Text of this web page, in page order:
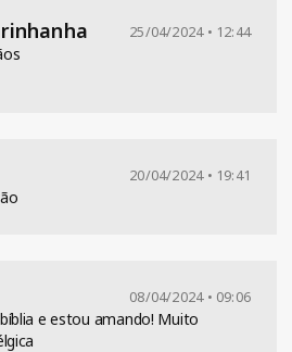
25/04/2024 • 12:44
20/04/2024 • 19:41
08/04/2024 • 09:06
e estou amando! Muito